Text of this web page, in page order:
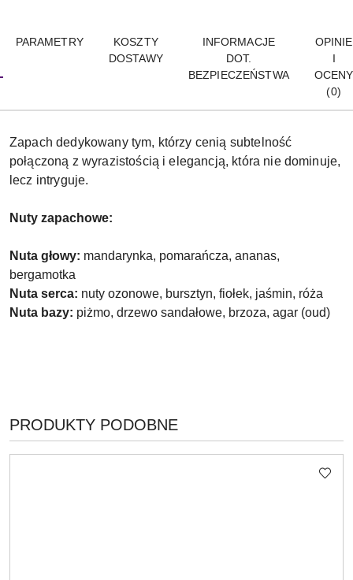
PARAMETRY
KOSZTY
DOSTAWY
INFORMACJE
DOT.
BEZPIECZEŃSTWA
OPINIE
I
OCENY
(0)
Zapach dedykowany tym, którzy cenią subtelność
połączoną z wyrazistością i elegancją, która nie dominuje,
lecz intryguje.
Nuty zapachowe:
Nuta głowy: mandarynka, pomarańcza, ananas,
bergamotka
Nuta serca: nuty ozonowe, bursztyn, fiołek, jaśmin, róża
Nuta bazy: piżmo, drzewo sandałowe, brzoza, agar (oud)
Pomiń karuzelę produktów
PRODUKTY
O
PRODUKTY PODOBNE